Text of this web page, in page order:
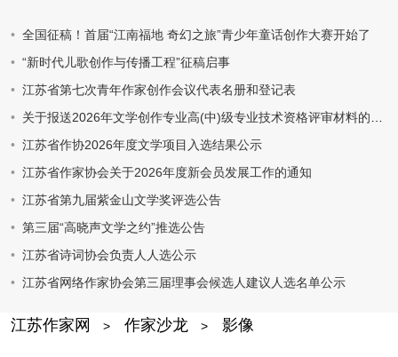
全国征稿！首届“江南福地 奇幻之旅”青少年童话创作大赛开始了
“新时代儿歌创作与传播工程”征稿启事
江苏省第七次青年作家创作会议代表名册和登记表
关于报送2026年文学创作专业高(中)级专业技术资格评审材料的通知
江苏省作协2026年度文学项目入选结果公示
江苏省作家协会关于2026年度新会员发展工作的通知
江苏省第九届紫金山文学奖评选公告
第三届“高晓声文学之约”推选公告
江苏省诗词协会负责人人选公示
江苏省网络作家协会第三届理事会候选人建议人选名单公示
江苏作家网 > 作家沙龙 > 影像